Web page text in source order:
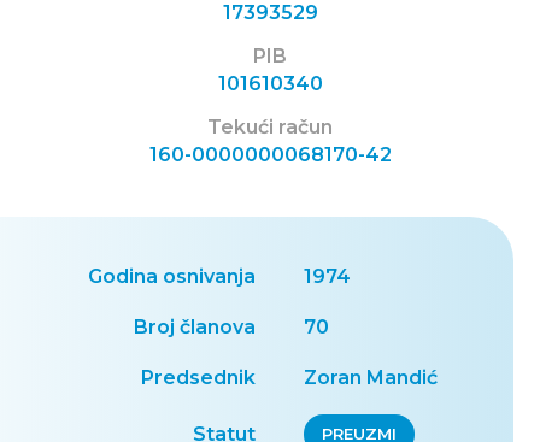
17393529
PIB
101610340
Tekući račun
160-0000000068170-42
Godina osnivanja 1974
Broj članova 70
Predsednik Zoran Mandić
Statut PREUZMI